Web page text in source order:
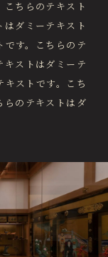
こちらのテキスト
はダミーテキスト
です。こちらのテ
キストはダミーテ
キストです。こち
らのテキストはダ